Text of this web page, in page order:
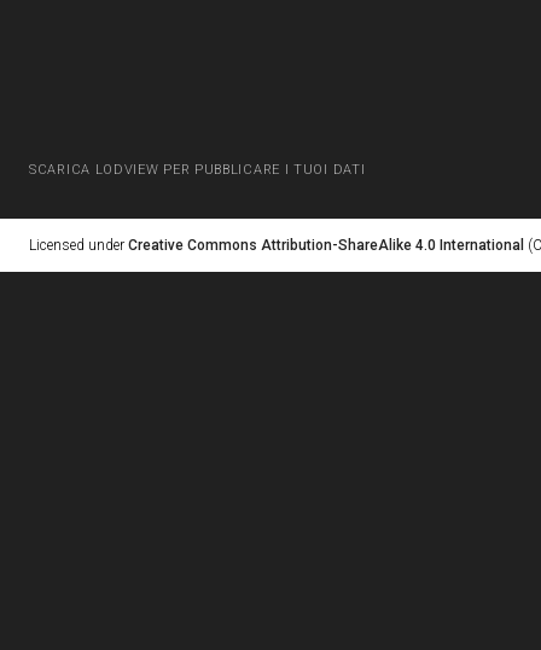
SCARICA LODVIEW PER PUBBLICARE I TUOI DATI
Licensed under Creative Commons Attribution-ShareAlike 4.0 International